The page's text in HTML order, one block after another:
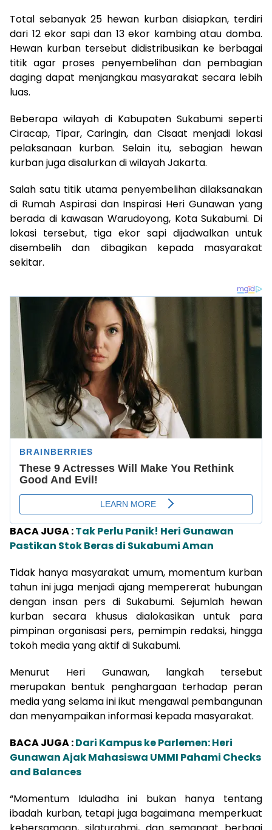
Total sebanyak 25 hewan kurban disiapkan, terdiri
dari 12 ekor sapi dan 13 ekor kambing atau domba.
Hewan kurban tersebut didistribusikan ke berbagai
titik agar proses penyembelihan dan pembagian
daging dapat menjangkau masyarakat secara lebih
luas.
Beberapa wilayah di Kabupaten Sukabumi seperti
Ciracap, Tipar, Caringin, dan Cisaat menjadi lokasi
pelaksanaan kurban. Selain itu, sebagian hewan
kurban juga disalurkan di wilayah Jakarta.
Salah satu titik utama penyembelihan dilaksanakan
di Rumah Aspirasi dan Inspirasi Heri Gunawan yang
berada di kawasan Warudoyong, Kota Sukabumi. Di
lokasi tersebut, tiga ekor sapi dijadwalkan untuk
disembelih dan dibagikan kepada masyarakat
sekitar.
BACA JUGA :Tak Perlu Panik! Heri Gunawan
Pastikan Stok Beras di Sukabumi Aman
Tidak hanya masyarakat umum, momentum kurban
tahun ini juga menjadi ajang mempererat hubungan
dengan insan pers di Sukabumi. Sejumlah hewan
kurban secara khusus dialokasikan untuk para
pimpinan organisasi pers, pemimpin redaksi, hingga
tokoh media yang aktif di Sukabumi.
Menurut Heri Gunawan, langkah tersebut
merupakan bentuk penghargaan terhadap peran
media yang selama ini ikut mengawal pembangunan
dan menyampaikan informasi kepada masyarakat.
BACA JUGA :Dari Kampus ke Parlemen: Heri
Gunawan Ajak Mahasiswa UMMI Pahami Checks
and Balances
“Momentum Iduladha ini bukan hanya tentang
ibadah kurban, tetapi juga bagaimana memperkuat